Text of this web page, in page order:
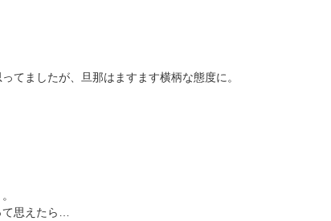
てましたが、旦那はますます横柄な態度に。
思えたら…